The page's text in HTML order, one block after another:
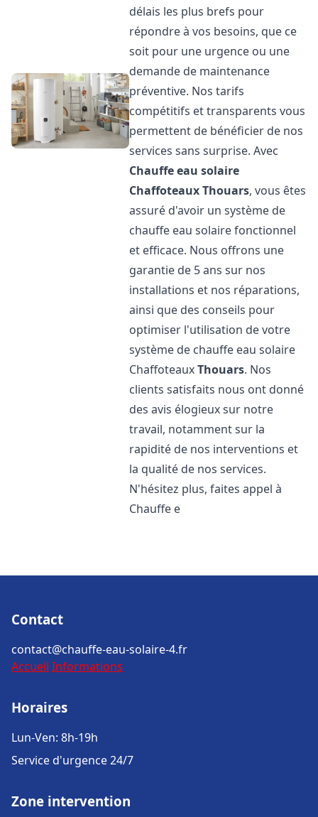
délais les plus brefs pour
répondre à vos besoins, que ce
soit pour une urgence ou une
demande de maintenance
préventive. Nos tarifs
compétitifs et transparents vous
permettent de bénéficier de nos
services sans surprise. Avec
Chauffe eau solaire
ChaffoteauxThouars, vous êtes
assuré d'avoir un système de
chauffe eau solaire fonctionnel
et efficace. Nous offrons une
garantie de 5 ans sur nos
installations et nos réparations,
ainsi que des conseils pour
optimiser l'utilisation de votre
système de chauffe eau solaire
ChaffoteauxThouars. Nos
clients satisfaits nous ont donné
des avis élogieux sur notre
travail, notamment sur la
rapidité de nos interventions et
la qualité de nos services.
N'hésitez plus, faites appel à
Chauffe e
Contact
contact@chauffe-eau-solaire-4.fr
Accueil Informations
Horaires
Lun-Ven: 8h-19h
Service d'urgence 24/7
Zone intervention